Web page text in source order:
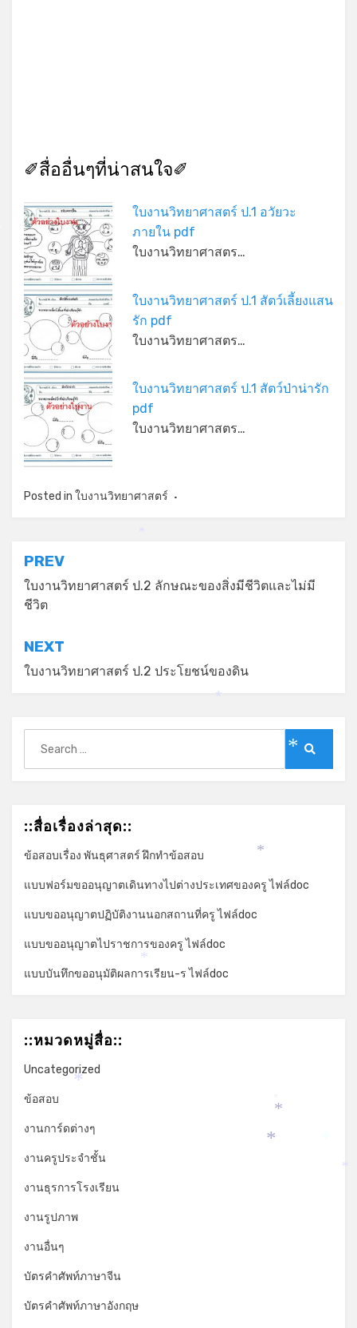
✐สื่ออื่นๆที่น่าสนใจ✐
ใบงานวิทยาศาสตร์ ป.1 อวัยวะ
ภายใน pdf
ใบงานวิทยาศาสตร…
ใบงานวิทยาศาสตร์ ป.1 สัตว์เลี้ยงแสน
รัก pdf
ใบงานวิทยาศาสตร…
ใบงานวิทยาศาสตร์ ป.1 สัตว์ป่าน่ารัก
pdf
ใบงานวิทยาศาสตร…
Posted in ใบงานวิทยาศาสตร์
แนะแนว
เรื่อง
PREV
ใบงานวิทยาศาสตร์ ป.2 ลักษณะของสิ่งมีชีวิตและไม่มี
ชีวิต
NEXT
ใบงานวิทยาศาสตร์ ป.2 ประโยชน์ของดิน
for:
::สื่อเรื่องล่าสุด::
ข้อสอบเรื่อง พันธุศาสตร์ ฝึกทำข้อสอบ
แบบฟอร์มขออนุญาตเดินทางไปต่างประเทศของครู ไฟล์doc
แบบขออนุญาตปฏิบัติงานนอกสถานที่ครู ไฟล์doc
แบบขออนุญาตไปราชการของครู ไฟล์doc
แบบบันทึกขออนุมัติผลการเรียน-ร ไฟล์doc
::หมวดหมู่สื่อ::
Uncategorized
ข้อสอบ
งานการ์ดต่างๆ
งานครูประจำชั้น
งานธุรการโรงเรียน
งานรูปภาพ
งานอื่นๆ
บัตรคำศัพท์ภาษาจีน
บัตรคำศัพท์ภาษาอังกฤษ
*
*